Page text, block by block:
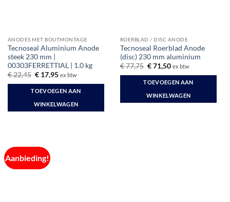
ANODES MET BOUTMONTAGE
Tecnoseal Aluminium Anode
steek 230 mm |
00303FERRETTIAL | 1.0 kg
€22,45 Oorspronkelijke
was:
€ 22,45.
€17,95Huidige
is:
€ 17,95.
ex btw
TOEVOEGEN AAN
WINKELWAGEN
ROERBLAD / DISC ANODE
Tecnoseal Roerblad Anode
(disc) 230 mm aluminium
€77,75 Oorspronkelijke
was:
€ 77,75.
€71,50Huidige
is:
€ 71,50.
ex btw
TOEVOEGEN AAN
WINKELWAGEN
Aanbieding!